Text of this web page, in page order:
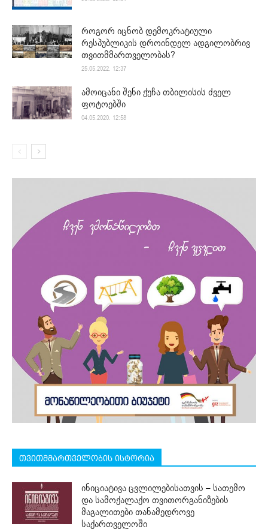
როგორ იცნობ დემოკრატიული
რესპუბლიკის დროინდელ ადგილობრივ
თვითმმართველობას?
25.05.2022. 12:37
ამოიცანი შენი ქუჩა თბილისის ძველ
ფოტოებში
04.05.2020. 12:58
თვითმმართველობის ისტორია
ინიციატივა ცვლილებისათვის – სათემო
და სამოქალაქო თვითორგანიზების
მაგალითები თანამედროვე
საქართველოში